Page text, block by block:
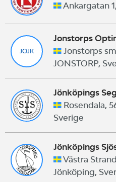
Ankargatan
JOJK
Jonstorps
Jonstorps
JONSTORP,
Jönköpings
Rosendala,
Sverige
Jönköpings
Västra
Jönköping,